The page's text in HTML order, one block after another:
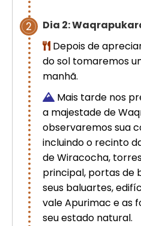
2
Dia 2:
Depois de
do sol tomaremos
manhã.
Mais tarde nos
a majestade de
observaremos sua
incluindo o recinto
de Wiracocha,
principal, portas de
seus baluartes,
vale Apurimac e as
seu estado natural.